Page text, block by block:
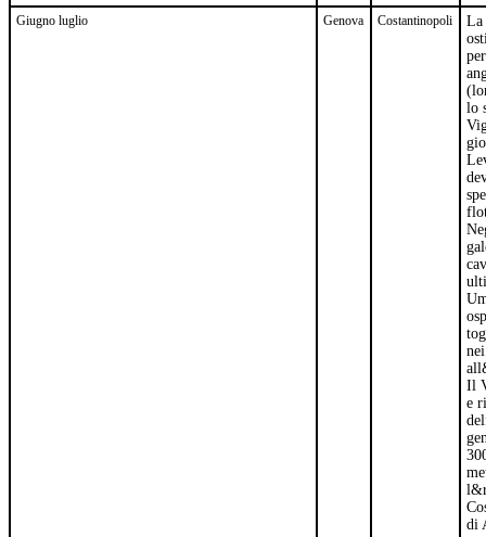
Giugno luglio Genova Costantinopoli
La
lo
Il
e
di